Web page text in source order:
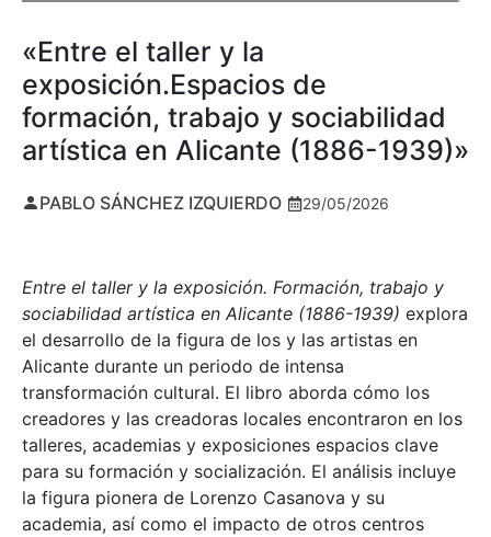
«Entre el taller y la
exposición.Espacios de
formación, trabajo y sociabilidad
artística en Alicante (1886-1939)»
PABLO SÁNCHEZ IZQUIERDO 29/05/2026
Entre el taller y la exposición. Formación, trabajo y
sociabilidad artística en Alicante (1886-1939) explora
el desarrollo de la figura de los y las artistas en
Alicante durante un periodo de intensa
transformación cultural. El libro aborda cómo los
creadores y las creadoras locales encontraron en los
talleres, academias y exposiciones espacios clave
para su formación y socialización. El análisis incluye
la figura pionera de Lorenzo Casanova y su
academia, así como el impacto de otros centros